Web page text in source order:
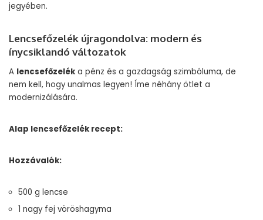
jegyében.
Lencsefőzelék újragondolva: modern és
ínycsiklandó változatok
A lencsefőzelék a pénz és a gazdagság szimbóluma, de
nem kell, hogy unalmas legyen! Íme néhány ötlet a
modernizálására.
Alap lencsefőzelék recept:
Hozzávalók:
500 g lencse
1 nagy fej vöröshagyma